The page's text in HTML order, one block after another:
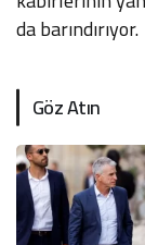
da barındırıyor.
Göz Atın